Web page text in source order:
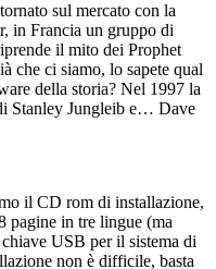
sul mercato con la
in Francia un gruppo di
il mito dei Prophet
che ci siamo, lo sapete qual
della storia? Nel 1997 la
Stanley Jungleib e… Dave
il CD rom di installazione,
pagine in tre lingue (ma
USB per il sistema di
non è difficile, basta